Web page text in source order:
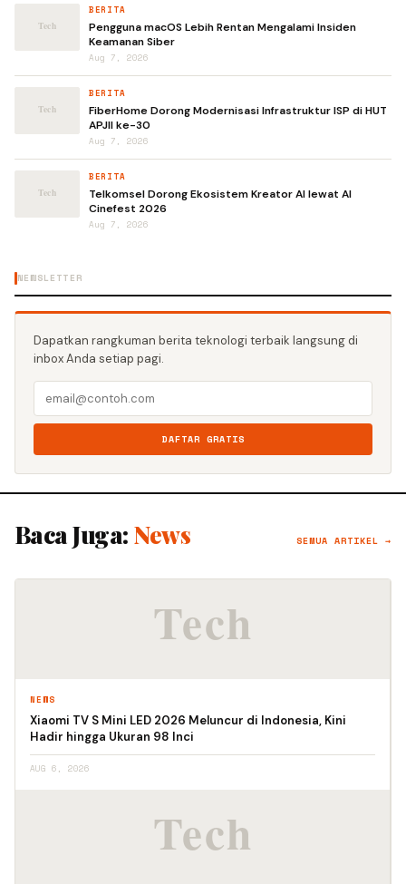
BERITA
Pengguna macOS Lebih Rentan Mengalami Insiden
Keamanan Siber
Aug 7, 2026
BERITA
FiberHome Dorong Modernisasi Infrastruktur ISP di HUT
APJII ke-30
Aug 7, 2026
BERITA
Telkomsel Dorong Ekosistem Kreator AI lewat AI
Cinefest 2026
Aug 7, 2026
NEWSLETTER
Dapatkan rangkuman berita teknologi terbaik langsung di
inbox Anda setiap pagi.
DAFTAR GRATIS
Baca Juga: News SEMUA ARTIKEL →
NEWS
Xiaomi TV S Mini LED 2026 Meluncur di Indonesia, Kini
Hadir hingga Ukuran 98 Inci
AUG 6, 2026